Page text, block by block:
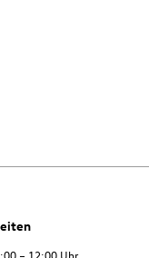
– 12:00 Uhr